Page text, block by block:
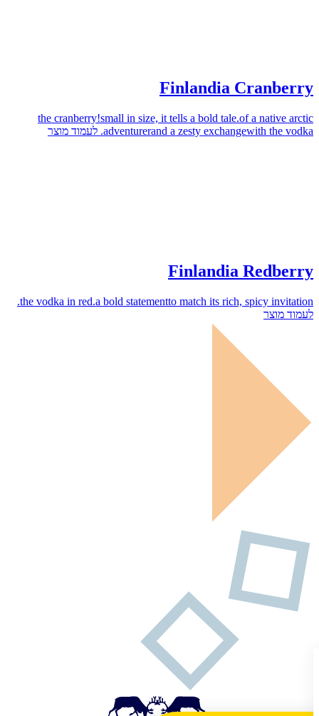
Finlandia Cranberry
the cranberry!small in size, it tells a bold tale.of a native arctic
adventurerand a zesty exchangewith the vodka. לעמוד מוצר
Finlandia Redberry
the vodka in red.a bold statementto match its rich, spicy invitation.
לעמוד מוצר